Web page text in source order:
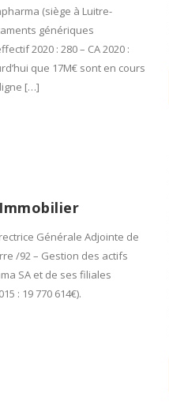
(siège à Luitre-
génériques
2020 : 280 – CA 2020 :
que 17M€ sont en cours
[…]
Générale Adjointe de
/92 – Gestion des actifs
SA et de ses filiales
: 19 770 614€).